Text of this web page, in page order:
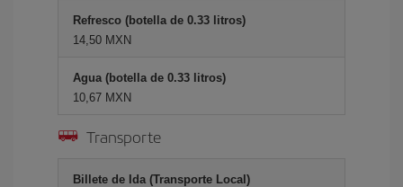
Refresco (botella de 0.33 litros)
14,50 MXN
Agua (botella de 0.33 litros)
10,67 MXN
Transporte
Billete de Ida (Transporte Local)